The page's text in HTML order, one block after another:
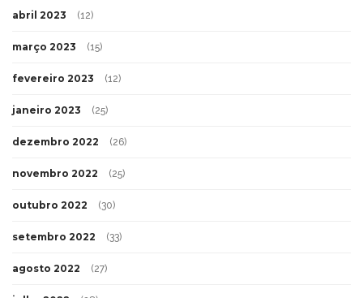
abril 2023 (12)
março 2023 (15)
fevereiro 2023 (12)
janeiro 2023 (25)
dezembro 2022 (26)
novembro 2022 (25)
outubro 2022 (30)
setembro 2022 (33)
agosto 2022 (27)